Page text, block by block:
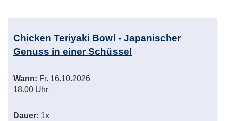
Chicken Teriyaki Bowl - Japanischer
Genuss in einer Schüssel
Wann: Fr. 16.10.2026
18.00 Uhr
Dauer: 1x